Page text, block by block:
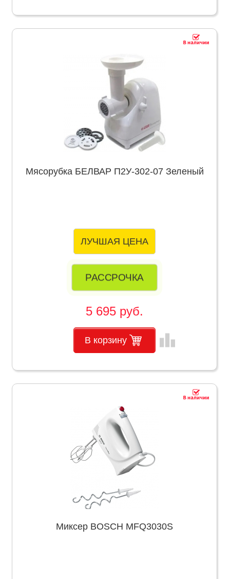
Мясорубка БЕЛВАР П2У-302-07 Зеленый
ЛУЧШАЯ ЦЕНА
РАССРОЧКА
5 695 руб.
В корзину leaderboard
Миксер BOSCH MFQ3030S